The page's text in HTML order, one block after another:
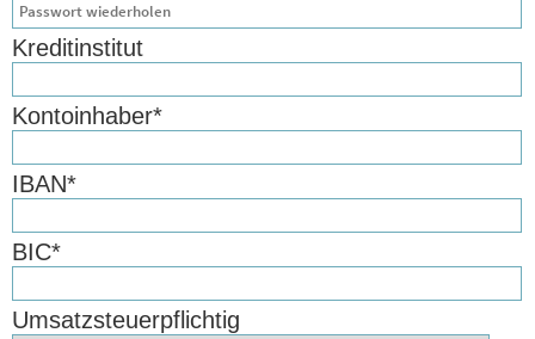
Kreditinstitut
Kontoinhaber*
IBAN*
BIC*
Umsatzsteuerpflichtig